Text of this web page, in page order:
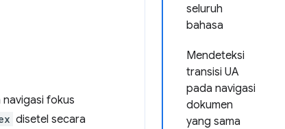
seluruh
bahasa
Mendeteksi
transisi UA
pada navigasi
dokumen
yang sama
fokus
disetel secara